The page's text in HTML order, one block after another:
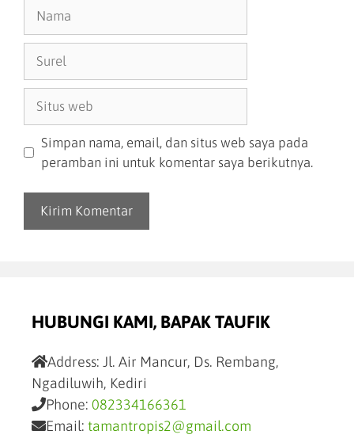
Simpan nama, email, dan situs web saya pada
peramban ini untuk komentar saya berikutnya.
HUBUNGI KAMI, BAPAK TAUFIK
Address: Jl. Air Mancur, Ds. Rembang,
Ngadiluwih, Kediri
Phone: 082334166361
Email: tamantropis2@gmail.com